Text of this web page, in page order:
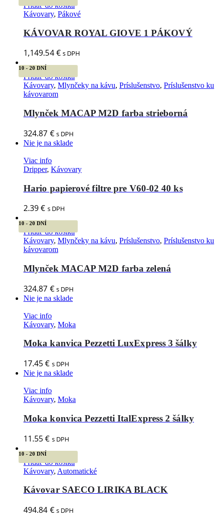
Pridať do košíka
Kávovary, Pákové
KÁVOVAR ROYAL GIOVE 1 PÁKOVÝ
1,149.54€ s DPH
10 - 20 DNÍ
Pridať do košíka
Kávovary, Mlynčeky na kávu, Príslušenstvo, Príslušenstvo ku
kávovarom
Mlynček MACAP M2D farba strieborná
324.87 € s DPH
Nie je na sklade
Viac info
Dripper, Kávovary
Hario papierové filtre pre V60-02 40 ks
2.39€ s DPH
10 - 20 DNÍ
Pridať do košíka
Kávovary, Mlynčeky na kávu, Príslušenstvo, Príslušenstvo ku
kávovarom
Mlynček MACAP M2D farba zelená
324.87 € s DPH
Nie je na sklade
Viac info
Kávovary, Moka
Moka kanvica Pezzetti LuxExpress 3 šálky
17.45€ s DPH
Nie je na sklade
Viac info
Kávovary, Moka
Moka konvica Pezzetti ItalExpress 2 šálky
11.55€ s DPH
10 - 20 DNÍ
Pridať do košíka
Kávovary, Automatické
Kávovar SAECO LIRIKA BLACK
494.84 € s DPH